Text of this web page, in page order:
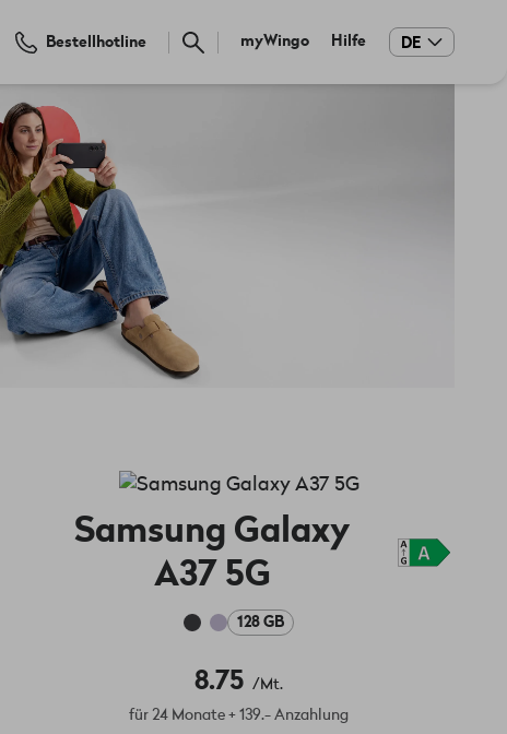
Bestellhotline
Meta
myWingo Hilfe DE
Samsung Galaxy
A37 5G
128 GB
8.75 /Mt.
für 24 Monate + 139.- Anzahlung